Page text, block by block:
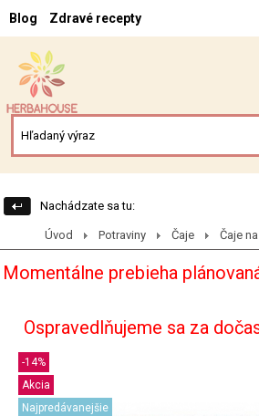
Blog Zdravé recepty
Nachádzate sa tu:
Úvod Potraviny Čaje Čaje
Momentálne prebieha
Ospravedlňujeme sa za
-14%
Akcia
Najpredávanejšie